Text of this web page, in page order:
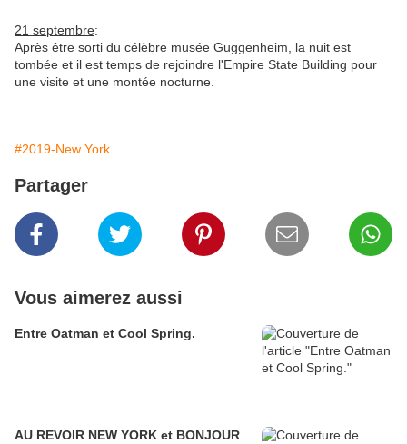
21 septembre:
Après être sorti du célèbre musée Guggenheim, la nuit est
tombée et il est temps de rejoindre l'Empire State Building pour
une visite et une montée nocturne.
#2019-New York
Partager
Vous aimerez aussi
Entre Oatman et Cool Spring.
AU REVOIR NEW YORK et BONJOUR